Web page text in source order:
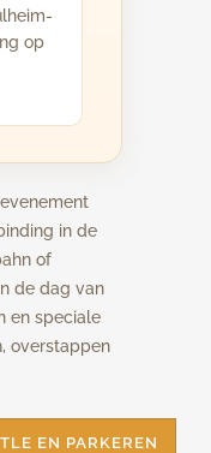
op
in de
of
de dag van
en speciale
overstappen
EN PARKEREN